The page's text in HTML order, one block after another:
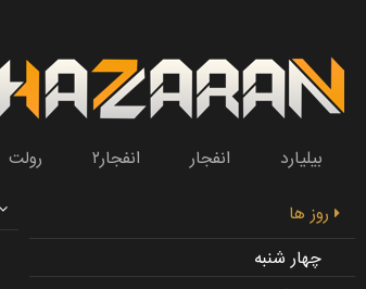
بیلیارد انفجار انفجار۲ رولت
روز ها
چهار شنبه